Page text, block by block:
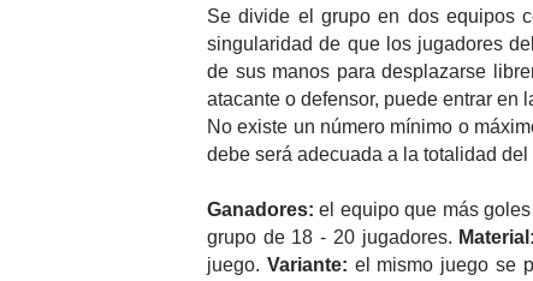
Se divide el grupo en dos equipos
singularidad de que los jugadores
de sus manos para desplazarse
atacante o defensor, puede entrar en
No existe un número mínimo o
debe será adecuada a la totalidad del
Ganadores: el equipo que más
grupo de 18 - 20 jugadores. Material:
juego. Variante: el mismo juego se